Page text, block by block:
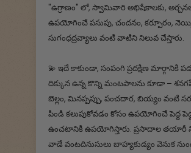
"ఉగ్రాణం" లో, స్వామివారి అభిషేకాలకు,
ఉపయోగించే పసుపు, చందనం, కర్పూరం,
సుగంధద్రవ్యాలు వంటి వాటిని నిలువ చేస్తారు.
💫 ఇదే కాకుండా, సంపంగి ప్రదక్షిణ మార్గానికి
దిక్కున ఉన్న కొన్ని మంటపాలను కూడా –
బెల్లం, మినప్పప్పు, పంచదార, బియ్యం వంటి
పిండి కలుపుకోవడం కోసం ఉపయోగించే పెద్ద
ఉంచటానికి ఉపయోగిస్తారు. ప్రసాదాల తయారీ
వాడే వంటదినుసులు బాహ్యకుడ్యం వెనుక